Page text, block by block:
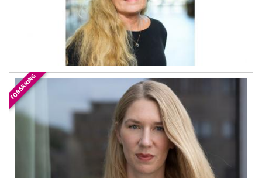
Så kan missgynnandet av
autistiska elever få ett slut
2026-07-27 03:00
Klart är att elever med autism dragit det korta strået i
svensk skola. Forskningen har dock inte entydiga svar
på om och hur läraren borde anpassa...
FORSKNING